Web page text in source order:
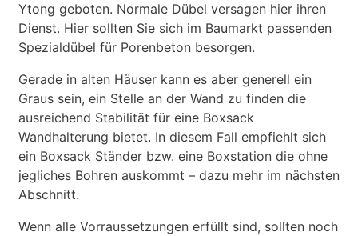
Ytong geboten. Normale Dübel versagen hier ihren
Dienst. Hier sollten Sie sich im Baumarkt passenden
Spezialdübel für Porenbeton besorgen.
Gerade in alten Häuser kann es aber generell ein
Graus sein, ein Stelle an der Wand zu finden die
ausreichend Stabilität für eine Boxsack
Wandhalterung bietet. In diesem Fall empfiehlt sich
ein Boxsack Ständer bzw. eine Boxstation die ohne
jegliches Bohren auskommt – dazu mehr im nächsten
Abschnitt.
Wenn alle Vorraussetzungen erfüllt sind, sollten noch